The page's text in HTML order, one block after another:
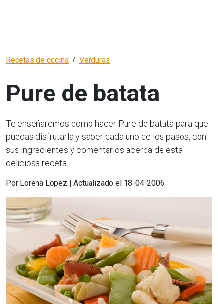
Recetas de cocina Verduras
Pure de batata
Te enseñaremos como hacer Pure de batata para que
puedas disfrutarla y saber cada uno de los pasos, con
sus ingredientes y comentarios acerca de esta
deliciosa receta.
Por Lorena Lopez | Actualizado el 18-04-2006